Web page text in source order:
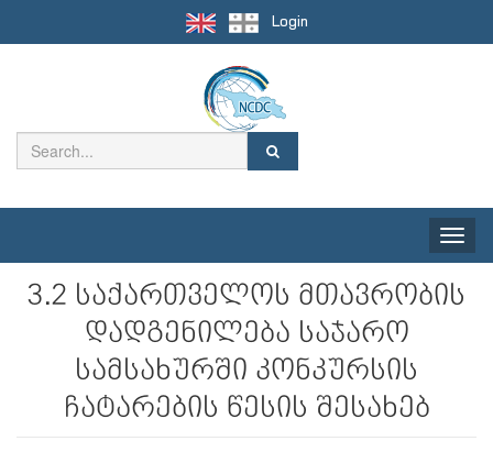
Login
Toggle
3.2 საქართველოს მთავრობის
დადგენილება საჯარო
სამსახურში კონკურსის
ჩატარების წესის შესახებ